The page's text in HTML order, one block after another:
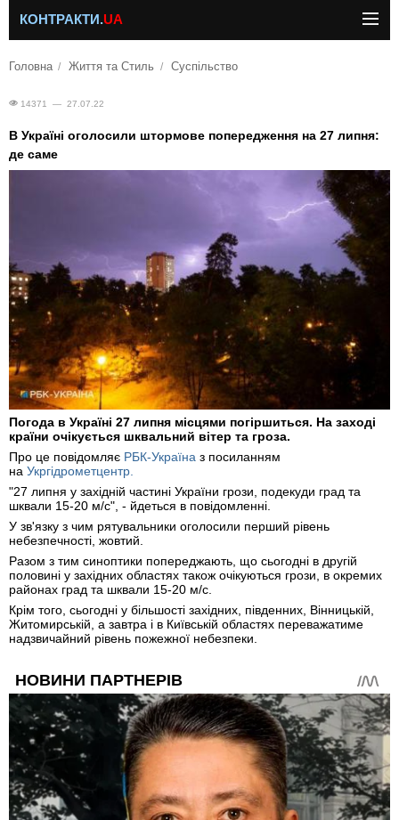
КОНТРАКТИ.UA
Головна Життя та Стиль Суспільство
14371 — 27.07.22
В Україні оголосили штормове попередження на 27 липня:
де саме
Погода в Україні 27 липня місцями погіршиться. На заході
країни очікується шквальний вітер та гроза.
Про це повідомляє РБК-Україна з посиланням
на Укргідрометцентр.
"27 липня у західній частині України грози, подекуди град та
шквали 15-20 м/с", - йдеться в повідомленні.
У зв'язку з чим рятувальники оголосили перший рівень
небезпечності, жовтий.
Разом з тим синоптики попереджають, що сьогодні в другій
половині у західних областях також очікуються грози, в окремих
районах град та шквали 15-20 м/с.
Крім того, сьогодні у більшості західних, південних, Вінницькій,
Житомирській, а завтра і в Київській областях переважатиме
надзвичайний рівень пожежної небезпеки.